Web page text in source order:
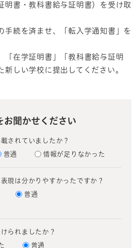
明書・教科書給与証明書）を受け取
手続を済ませ、「転入学通知書」を
「在学証明書」「教科書給与証明
新しい学校に提出してください。
お聞かせください
されていましたか？
普通 情報が足りなかった
現は分かりやすかったですか？
普通
られましたか？
普通